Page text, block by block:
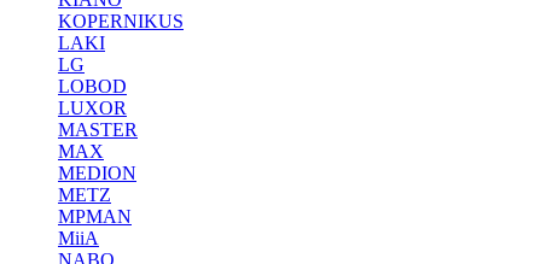
KOPERNIKUS
LAKI
LG
LOBOD
LUXOR
MASTER
MAX
MEDION
METZ
MPMAN
MiiA
NABO